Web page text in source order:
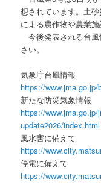
想されています。土
による農作物や農業施
今後発表される台
さい。
気象庁台風情報
https://
新たな防災気象情報
https://
update2026/index.html
風水害に備えて
https://
停電に備えて
https://